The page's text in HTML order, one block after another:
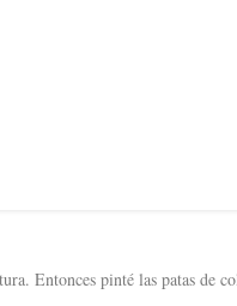
Entonces pinté las patas de